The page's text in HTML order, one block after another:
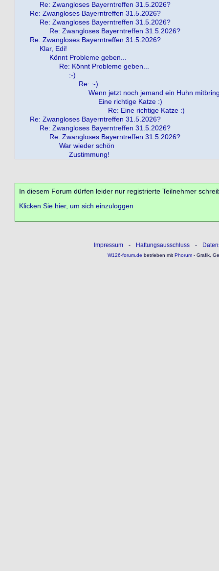
Re: Zwangloses Bayerntreffen 31.5.2026?
Re: Zwangloses Bayerntreffen 31.5.2026?
Re: Zwangloses Bayerntreffen 31.5.2026?
Re: Zwangloses Bayerntreffen 31.5.2026?
Re: Zwangloses Bayerntreffen 31.5.2026?
Klar, Edi!
Könnt Probleme geben...
Re: Könnt Probleme geben...
:-)
Re: :-)
Wenn jetzt noch jemand ein Huhn
Eine richtige Katze :)
Re: Eine richtige Katze :)
Re: Zwangloses Bayerntreffen 31.5.2026?
Re: Zwangloses Bayerntreffen 31.5.2026?
Re: Zwangloses Bayerntreffen 31.5.2026?
War wieder schön
Zustimmung!
In diesem Forum dürfen leider nur registrierte Teilnehmer
Klicken Sie hier, um sich einzuloggen
Impressum - Haftungsausschluss -
W126-forum.de betrieben mitPhorum- Grafik,